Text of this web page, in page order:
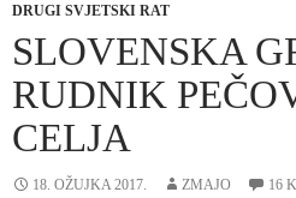
DRUGI SVJETSKI RAT
SLOVENSKA
RUDNIK
CELJA
18. OŽUJKA 2017. ZMAJO 16